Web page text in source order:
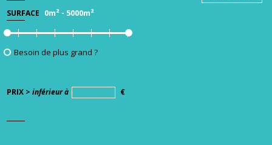
SURFACE 0m² - 5000m²
Besoin de plus grand ?
PRIX > inférieur à €